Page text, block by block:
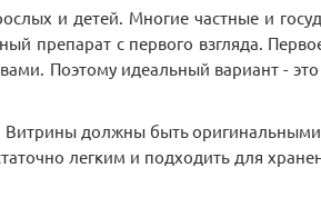
и детей. Многие частные и
препарат с первого взгляда.
Поэтому идеальный вариант -
Витрины должны быть
легким и подходить для